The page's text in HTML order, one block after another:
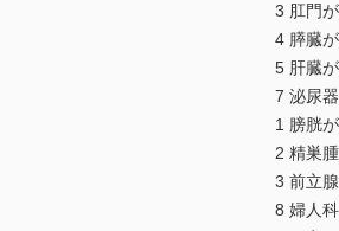
3 肛門
4 膵臓
5 肝臓
7 泌尿器
1 膀胱
2 精巣
3 前立
8 婦人科